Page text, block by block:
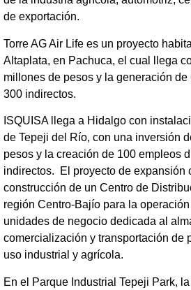
de exportación.
Torre AG Air Life es un proyecto
Altaplata, en Pachuca, el cual llega
millones de pesos y la generación
300 indirectos.
ISQUISA llega a Hidalgo con
de Tepeji del Río, con una inversión
pesos y la creación de 100 empleos
indirectos. El proyecto de expansión
construcción de un Centro de
región Centro-Bajío para la
unidades de negocio dedicada al
comercialización y transportación de
uso industrial y agrícola.
En el Parque Industrial Tepeji Park,